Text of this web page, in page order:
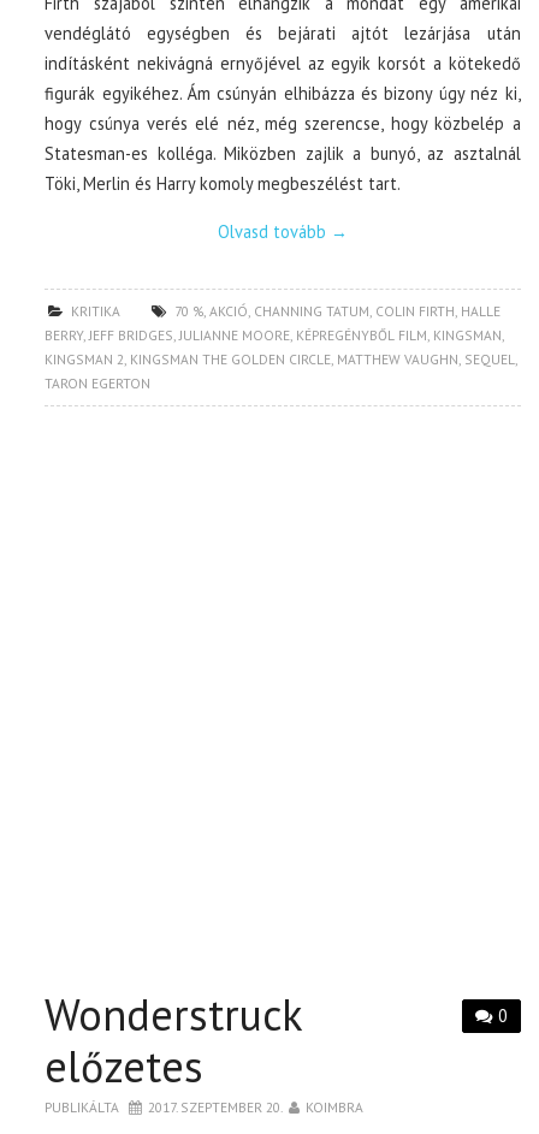
vendéglátó egységben és bejárati ajtót lezárjása után
indításként nekivágná ernyőjével az egyik korsót a kötekedő
figurák egyikéhez. Ám csúnyán elhibázza és bizony úgy néz ki,
hogy csúnya verés elé néz, még szerencse, hogy közbelép a
Statesman-es kolléga. Miközben zajlik a bunyó, az asztalnál
Töki, Merlin és Harry komoly megbeszélést tart.
Olvasd tovább →
KRITIKA 70 % ,AKCIÓ CHANNING TATUM COLIN FIRTH HALLE
BERRY, JEFF BRIDGES JULIANNE MOORE KÉPREGÉNYBŐL FILM KINGSMAN
KINGSMAN 2 KINGSMAN THE GOLDEN CIRCLE MATTHEW VAUGHN SEQUEL
TARON EGERTON
0
Wonderstruck
előzetes
PUBLIKÁLTA 2017. SZEPTEMBER 20. KOIMBRA